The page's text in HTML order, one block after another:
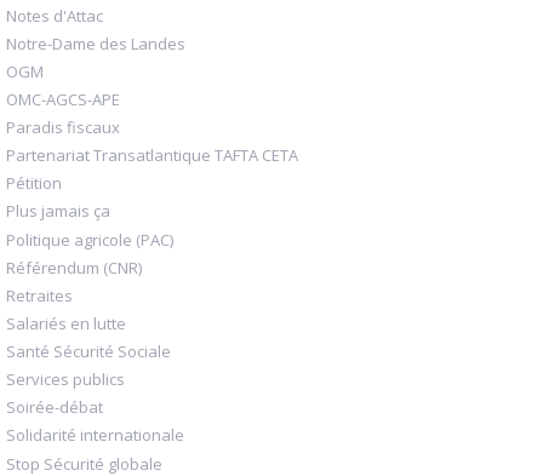
Notes d'Attac
Notre-Dame des Landes
OGM
OMC-AGCS-APE
Paradis fiscaux
Partenariat Transatlantique TAFTA CETA
Pétition
Plus jamais ça
Politique agricole (PAC)
Référendum (CNR)
Retraites
Salariés en lutte
Santé Sécurité Sociale
Services publics
Soirée-débat
Solidarité internationale
Stop Sécurité globale